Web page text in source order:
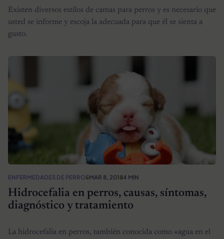
Existen diversos estilos de camas para perros y es necesario que
usted se informe y escoja la adecuada para que él se sienta a
gusto.
ENFERMEDADES DE PERROSMAR 8, 20184 MIN
Hidrocefalia en perros, causas, síntomas,
diagnóstico y tratamiento
La hidrocefalia en perros, también conocida como «agua en el